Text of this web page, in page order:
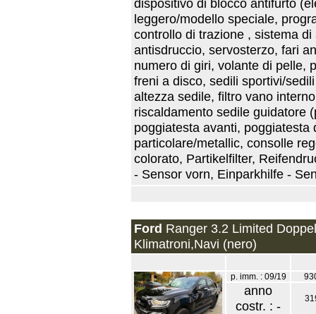
dispositivo di blocco antifurto
leggero/modello speciale,
controllo di trazione , sistema
antisdruccio, servosterzo, fari
numero di giri, volante di pelle,
freni a disco, sedili sportivi/
altezza sedile, filtro vano
riscaldamento sedile guidatore
poggiatesta avanti,
particolare/metallic, consolle
colorato, Partikelfilter,
- Sensor vorn, Einparkhilfe -
Ford Ranger 3.2 Limited
Klimatroni,Navi (nero)
p. imm. : 09/19
anno
costr. : -